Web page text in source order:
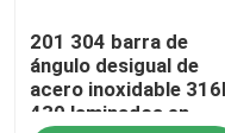
201 304 barra de
ángulo desigual de
acero inoxidable
430 laminados en